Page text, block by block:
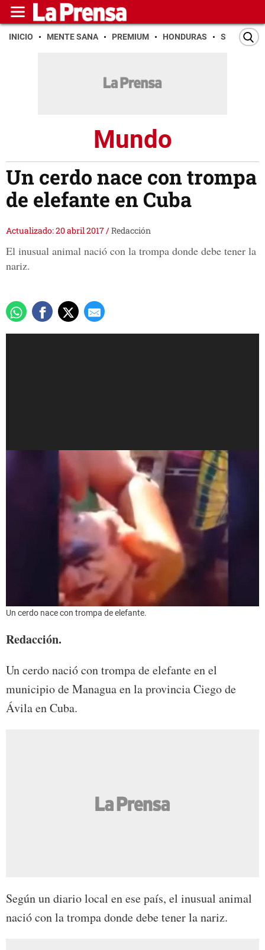
INICIO MENTE SANA PREMIUM HONDURAS SAN PEDRO
Mundo
Un cerdo nace con trompa
de elefante en Cuba
Actualizado: 20 abril 2017/Redacción
El inusual animal nació con la trompa donde debe tener la
nariz.
Un cerdo nace con trompa de elefante.
Redacción.
Un cerdo nació con trompa de elefante en el
municipio de Managua en la provincia Ciego de
Ávila en Cuba.
Según un diario local en ese país, el inusual animal
nació con la trompa donde debe tener la nariz.